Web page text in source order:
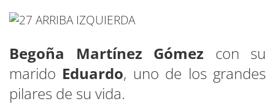
Begoña Martínez Gómez con su
marido Eduardo, uno de los grandes
pilares de su vida.